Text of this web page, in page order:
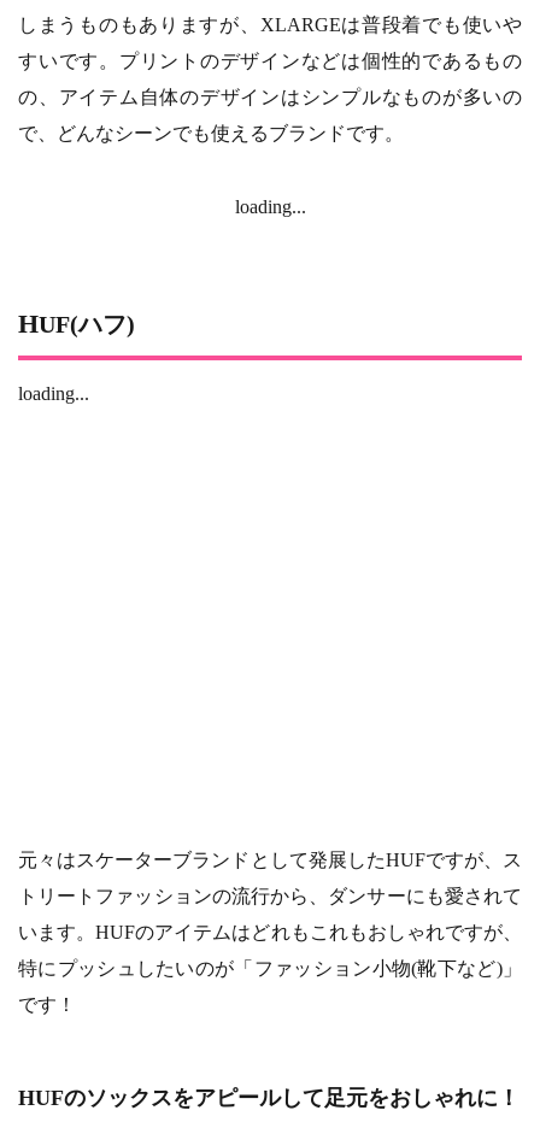
しまうものもありますが、XLARGEは普段着でも使いや
すいです。プリントのデザインなどは個性的であるもの
の、アイテム自体のデザインはシンプルなものが多いの
で、どんなシーンでも使えるブランドです。
loading...
HUF(ハフ)
loading...
元々はスケーターブランドとして発展したHUFですが、ス
トリートファッションの流行から、ダンサーにも愛されて
います。HUFのアイテムはどれもこれもおしゃれですが、
特にプッシュしたいのが「ファッション小物(靴下など)」
です！
HUFのソックスをアピールして足元をおしゃれに！